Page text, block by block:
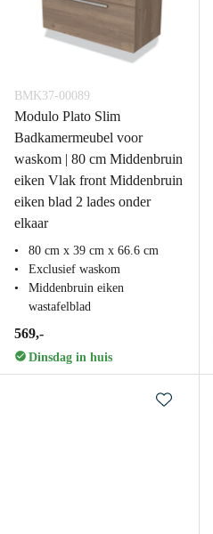
BMK37-00089
Modulo Plato Slim
Badkamermeubel voor
waskom | 80 cm Middenbruin
eiken Vlak front Middenbruin
eiken blad 2 lades onder
elkaar
80 cm x 39 cm x 66.6 cm
Exclusief waskom
Middenbruin eiken
wastafelblad
569,-
Dinsdag in huis